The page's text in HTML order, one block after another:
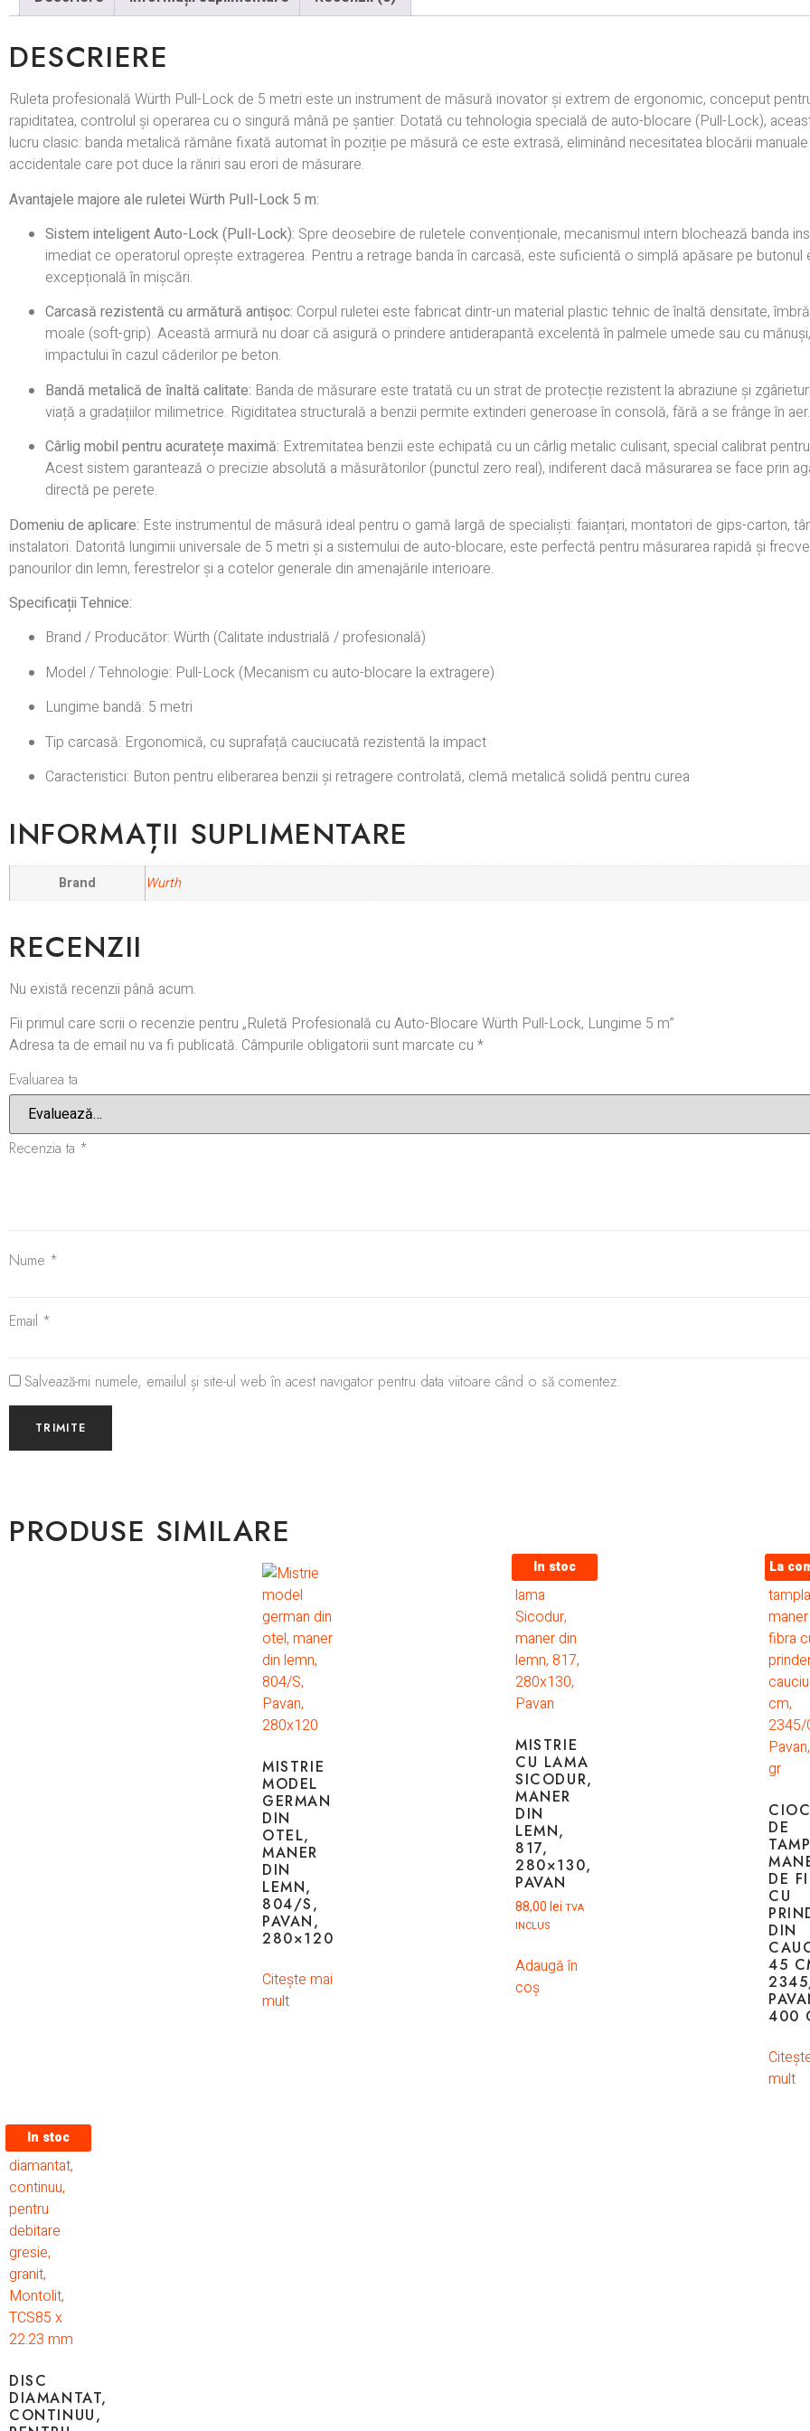
DESCRIERE
Ruleta profesională Würth Pull-Lock de 5 metri este un instrument de măsură inovator și extrem de ergonomic, conceput
rapiditatea, controlul și operarea cu o singură mână pe șantier. Dotată cu tehnologia specială de auto-blocare (Pull-Lock),
lucru clasic: banda metalică rămâne fixată automat în poziție pe măsură ce este extrasă, eliminând necesitatea blocării
accidentale care pot duce la răniri sau erori de măsurare.
Avantajele majore ale ruletei Würth Pull-Lock 5 m:
Sistem inteligent Auto-Lock (Pull-Lock): Spre deosebire de ruletele convenționale, mecanismul intern blochează banda
imediat ce operatorul oprește extragerea. Pentru a retrage banda în carcasă, este suficientă o simplă apăsare pe
excepțională în mișcări.
Carcasă rezistentă cu armătură antișoc: Corpul ruletei este fabricat dintr-un material plastic tehnic de înaltă densitate,
moale (soft-grip). Această armură nu doar că asigură o prindere antiderapantă excelentă în palmele umede sau cu
impactului în cazul căderilor pe beton.
Bandă metalică de înaltă calitate: Banda de măsurare este tratată cu un strat de protecție rezistent la abraziune și
viață a gradațiilor milimetrice. Rigiditatea structurală a benzii permite extinderi generoase în consolă, fără a se frânge în aer.
Cârlig mobil pentru acuratețe maximă: Extremitatea benzii este echipată cu un cârlig metalic culisant, special calibrat
Acest sistem garantează o precizie absolută a măsurătorilor (punctul zero real), indiferent dacă măsurarea se face prin
directă pe perete.
Domeniu de aplicare: Este instrumentul de măsură ideal pentru o gamă largă de specialiști: faianțari, montatori de gips-carton,
instalatori. Datorită lungimii universale de 5 metri și a sistemului de auto-blocare, este perfectă pentru măsurarea rapidă și
panourilor din lemn, ferestrelor și a cotelor generale din amenajările interioare.
Specificații Tehnice:
Brand / Producător: Würth (Calitate industrială / profesională)
Model / Tehnologie: Pull-Lock (Mecanism cu auto-blocare la extragere)
Lungime bandă: 5 metri
Tip carcasă: Ergonomică, cu suprafață cauciucată rezistentă la impact
Caracteristici: Buton pentru eliberarea benzii și retragere controlată, clemă metalică solidă pentru curea
INFORMAȚII SUPLIMENTARE
Brand Wurth
RECENZII
Nu există recenzii până acum.
Fii primul care scrii o recenzie pentru „Ruletă Profesională cu Auto-Blocare Würth Pull-Lock, Lungime 5 m”
Adresa ta de email nu va fi publicată. Câmpurile obligatorii sunt marcate cu *
Evaluarea ta
Recenzia ta *
Nume *
Email *
Salvează-mi numele, emailul și site-ul web în acest navigator pentru data viitoare când o să comentez.
PRODUSE SIMILARE
MISTRIE
MODEL
GERMAN
DIN
OTEL,
MANER
DIN
LEMN,
804/S,
PAVAN,
280×120
Citește mai
mult
In stoc
MISTRIE
CU LAMA
SICODUR,
MANER
DIN
LEMN,
817,
280×130,
PAVAN
88,00 lei TVA
INCLUS
Adaugă în
coș
La
DE
DE
CU
DIN
45
400
mult
In stoc
DISC
DIAMANTAT,
CONTINUU,